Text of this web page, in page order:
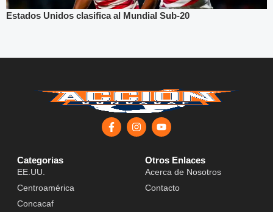
Estados Unidos clasifica al Mundial Sub-20
Categorias
EE.UU.
Centroamérica
Concacaf
Otros Enlaces
Acerca de Nosotros
Contacto